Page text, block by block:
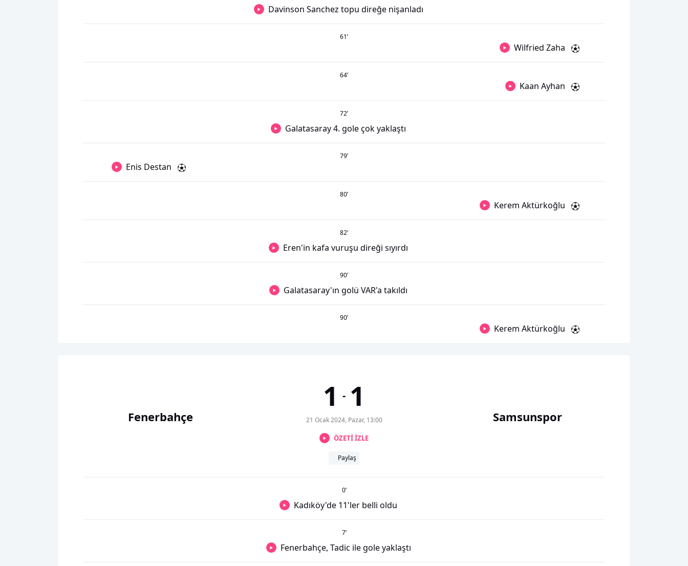
Davinson Sanchez topu direğe nişanladı
61’
Wilfried Zaha
64’
Kaan Ayhan
72’
Galatasaray 4. gole çok yaklaştı
79’
Enis Destan
80’
Kerem Aktürkoğlu
82’
Eren'in kafa vuruşu direği sıyırdı
90’
Galatasaray'ın golü VAR'a takıldı
90’
Kerem Aktürkoğlu
Fenerbahçe
1 - 1
21 Ocak 2024, Pazar, 13:00
ÖZETİ İZLE
Paylaş
Samsunspor
0’
Kadıköy'de 11'ler belli oldu
7’
Fenerbahçe, Tadic ile gole yaklaştı